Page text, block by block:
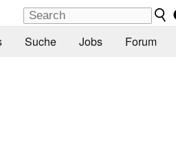
Suche Jobs Forum